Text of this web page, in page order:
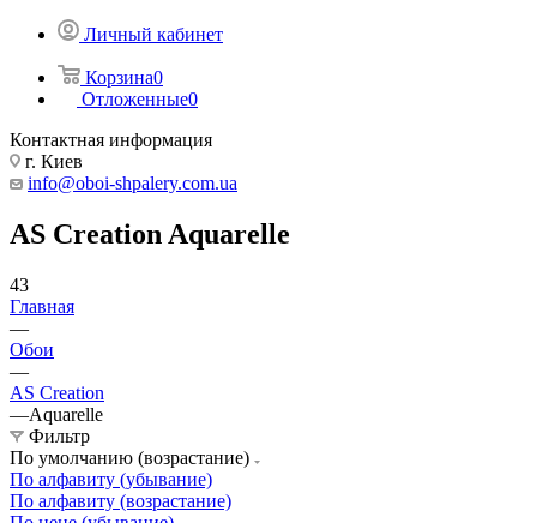
Личный кабинет
Корзина0
Отложенные0
Контактная информация
г. Киев
info@oboi-shpalery.com.ua
AS Creation Aquarelle
43
Главная
—
Обои
—
AS Creation
—Aquarelle
Фильтр
По умолчанию (возрастание)
По алфавиту (убывание)
По алфавиту (возрастание)